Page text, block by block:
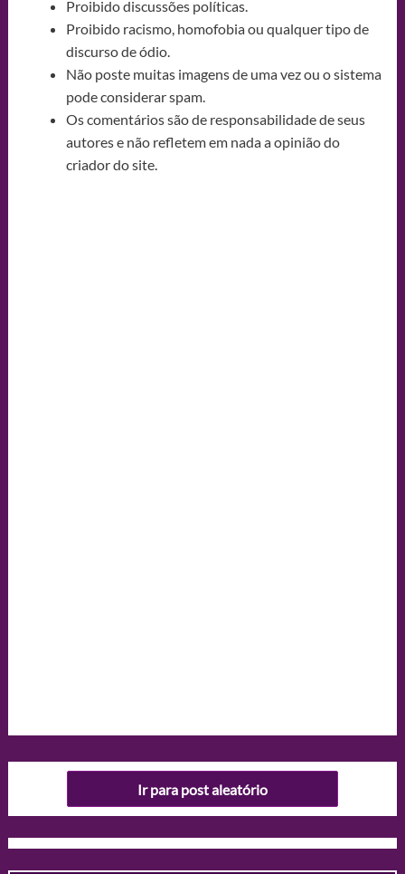
Proibido discussões políticas.
Proibido racismo, homofobia ou qualquer tipo de
discurso de ódio.
Não poste muitas imagens de uma vez ou o sistema
pode considerar spam.
Os comentários são de responsabilidade de seus
autores e não refletem em nada a opinião do
criador do site.
Ir para post aleatório